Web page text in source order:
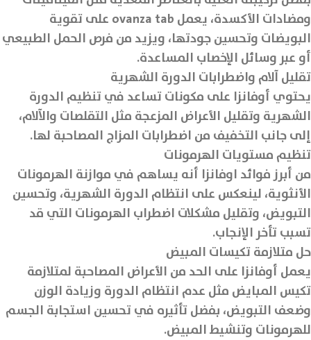
ومضادات الأكسدة، يعمل ovanza tab على تقوية
البويضات وتحسين جودتها، ويزيد من فرص الحمل الطبيعي
أو عبر وسائل الإخصاب المساعدة.
تقليل آلام واضطرابات الدورة الشهرية
يحتوي أوفانزا على مكونات تساعد في تنظيم الدورة
الشهرية وتقليل الأعراض المزعجة مثل التقلصات والآلام،
إلى جانب التخفيف من اضطرابات المزاج المصاحبة لها.
تنظيم مستويات الهرمونات
من أبرز فوائد اوفانزا أنه يساهم في موازنة الهرمونات
الأنثوية، لينعكس على انتظام الدورة الشهرية، وتحسين
التبويض، وتقليل مشكلات اضطراب الهرمونات التي قد
تسبب تأخر الإنجاب.
حل متلازمة تكيسات المبيض
يعمل أوفانزا على الحد من الأعراض المصاحبة لمتلازمة
تكيس المبايض مثل عدم انتظام الدورة وزيادة الوزن
وضعف التبويض، بفضل تأثيره في تحسين استجابة الجسم
للهرمونات وتنشيط المبيض.